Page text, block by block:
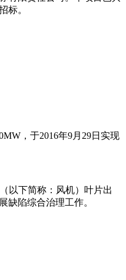
标。
，于2016年9月29日实现
以下简称：风机）叶片出
缺陷综合治理工作。